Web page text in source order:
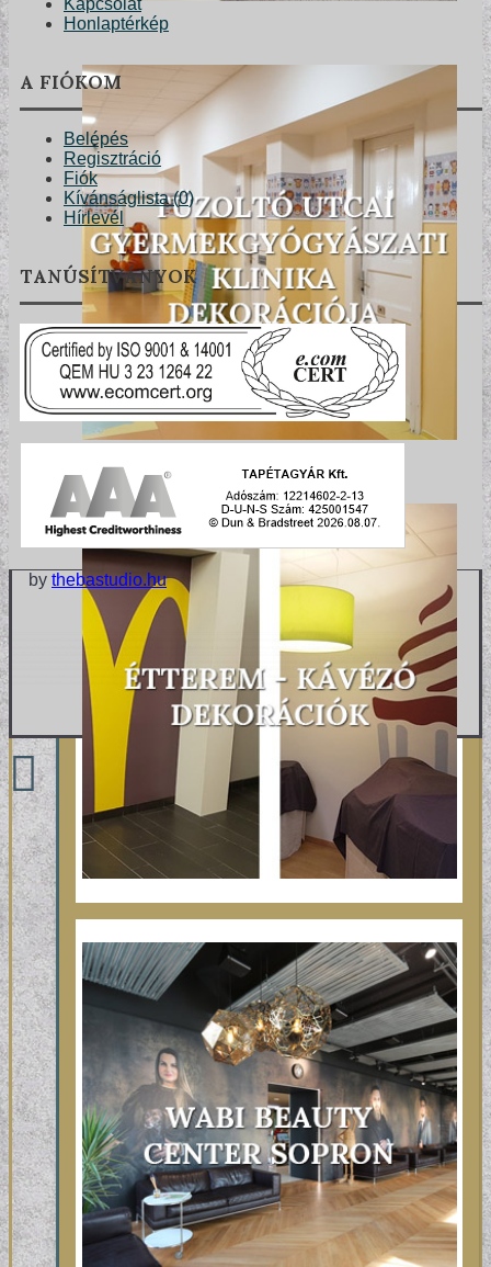
Honlaptérkép
A FIÓKOM
Belépés
Regisztráció
Fiók
Kívánságlista (0)
Hírlevél
TANÚSÍTVÁNYOK
by thebastudio.hu